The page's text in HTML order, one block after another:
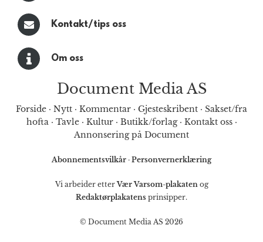
Kontakt/tips oss
Om oss
Document Media AS
Forside · Nytt · Kommentar · Gjesteskribent · Sakset/fra
hofta· Tavle· Kultur· Butikk/forlag· Kontakt oss·
Annonsering på Document
Abonnementsvilkår · Personvernerklæring
Vi arbeider etterVær Varsom-plakatenog
Redaktørplakatens prinsipper.
© Document Media AS 2026